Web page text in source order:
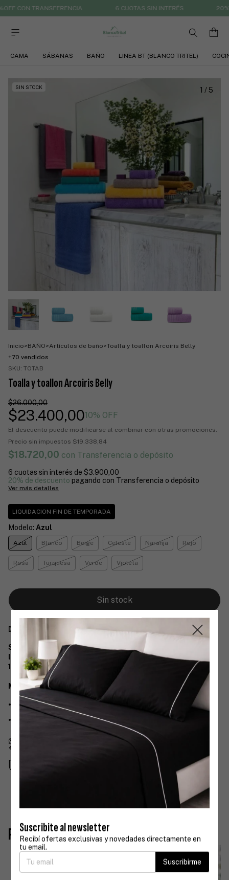
CON TRANSFERENCIA 6 CUOTAS SIN INTERÉS
CAMA SÁBANAS BAÑO LINEA BT (BLANCO TRITEL)
SIN STOCK 1 / 5
Inicio>BAÑO>Artículos de baño>Toalla y toallon Arcoiris Belly
+70 vendidos
SKU: TOTAB
Toalla y toallon Arcoiris Belly
$26.000,00
$23.400,0010% OFF
El descuento puede modificarse al combinar con otras promociones.
Precio sin impuestos $19.338,84
$18.720,00 con Transferencia o depósito
6 cuotas sin interés de $3.900,00
20% de descuento pagando con Transferencia o depósito
Ver más detalles
LIQUIDACION FIN DE TEMPORADA
Modelo: Azul
Azul Blanco Beige Celeste Naranja Rojo
Rosa Turquesa Verde Violeta
Descripción
Set de toalla y toallon
línea Arcoiris Belly
100% Algodón 45
Medidas:
Toalla: 50x85
Toallon: 70x140
Productos similares
Suscribite al newsletter
Recibí ofertas exclusivas y novedades directamente en
tu email.
Suscribirme